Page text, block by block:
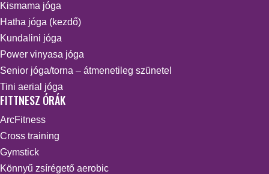
Kismama jóga
Hatha jóga (kezdő)
Kundalini jóga
Power vinyasa jóga
Senior jóga/torna – átmenetileg szünetel
Tini aerial jóga
FITTNESZ ÓRÁK
ArcFitness
Cross training
Gymstick
Könnyű zsírégető aerobic